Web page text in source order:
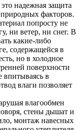
надежная защита
природных факторов.
попросту не
ни ветер, ни снег. В
какие-либо
содержащейся в
но в холодное
поверхности
впитываясь в
влаги позволяет
влагообмен
стены дышат и
монтаж навесных